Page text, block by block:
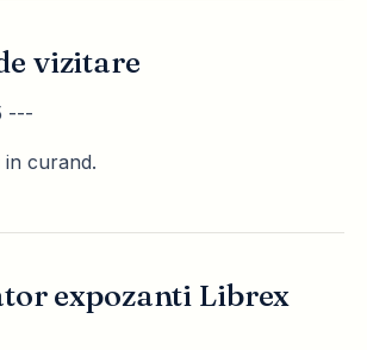
vizitare
---
in curand.
expozanti Librex